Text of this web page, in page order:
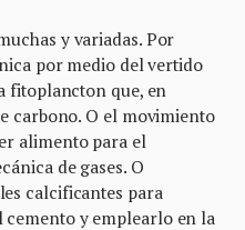
y variadas. Por
por medio del vertido
fitoplancton que, en
carbono. O el movimiento
alimento para el
de gases. O
calcificantes para
y emplearlo en la